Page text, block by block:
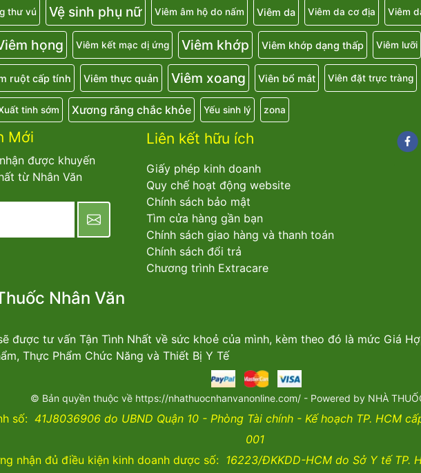
thư vú Vệ sinh phụ nữ Viêm âm hộ do nấm Viêm da Viêm da cơ địa Viêm
họng Viêm kết mạc dị ứng Viêm khớp Viêm khớp dạng thấp Viêm lưỡi
ruột cấp tính Viêm thực quản Viêm xoang Viên bổ mắt Viên đặt trực tràng
tinh sớm Xương răng chắc khỏe Yếu sinh lý zona
Mới
được khuyến
từ Nhân Văn
Liên kết hữu ích
Giấy phép kinh doanh
Quy chế hoạt động website
Chính sách bảo mật
Tìm cửa hàng gần bạn
Chính sách giao hàng và thanh toán
Chính sách đổi trả
Chương trình Extracare
Nhân Văn
được tư vấn Tận Tình Nhất về sức khoẻ của mình, kèm theo đó là mức Giá
Thực Phẩm Chức Năng và Thiết Bị Y Tế
© Bản quyền thuộc về https://nhathuocnhanvanonline.com/ - Powered by NHÀ
số: 41J8036906 do UBND Quận 10 - Phòng Tài chính - Kế hoạch TP. HCM
001
nhận đủ điều kiện kinh doanh dược số: 16223/ĐKKDD-HCM do Sở Y tế TP.